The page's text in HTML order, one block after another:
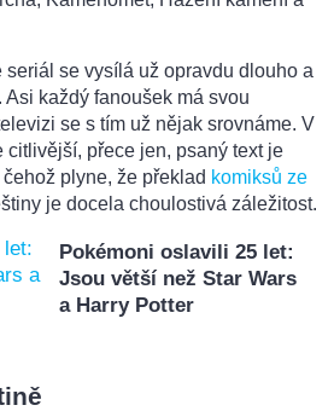
seriál se vysílá už opravdu dlouho a
každý fanoušek má svou
se s tím už nějak srovnáme. V
citlivější, přece jen, psaný text je
plyne, že překlad komiksů ze
je docela choulostivá záležitost.
Pokémoni oslavili 25 let:
Jsou větší než Star Wars
a Harry Potter